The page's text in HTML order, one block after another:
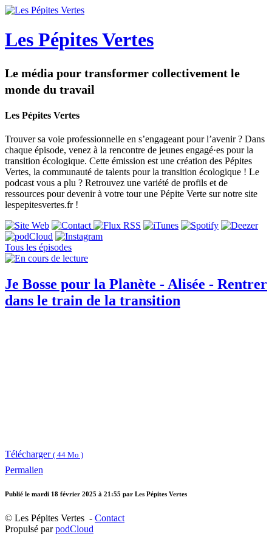
Les Pépites Vertes
Le média pour transformer collectivement le
monde du travail
Les Pépites Vertes
Trouver sa voie professionnelle en s’engageant pour l’avenir ? Dans
chaque épisode, venez à la rencontre de jeunes engagé·es pour la
transition écologique. Cette émission est une création des Pépites
Vertes, la communauté de talents pour la transition écologique ! Le
podcast vous a plu ? Retrouvez une variété de profils et de
ressources pour devenir à votre tour une Pépite Verte sur notre site
lespepitesvertes.fr !
Tous les épisodes
Je Bosse pour la Planète - Alisée - Rentrer
dans le train de la transition
Télécharger ( 44 Mo )
Permalien
Publié le mardi 18 février 2025 à 21:55 par Les Pépites Vertes
© Les Pépites Vertes - Contact
Propulsé parpodCloud